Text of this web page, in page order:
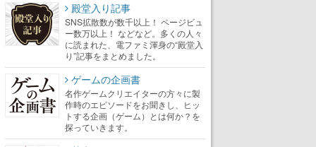
殿堂入り記事
SNS拡散数が数千以上！ ページビュ
ー数万以上！ などなど。多くの人々
に読まれた、電ファミ渾身の“殿堂入
り”記事をまとめました。
ゲームの企画書
名作ゲームクリエイターの方々に製
作時のエピソードをお聞きし、ヒッ
トする企画（ゲーム）とは何か？を
探っていきます。